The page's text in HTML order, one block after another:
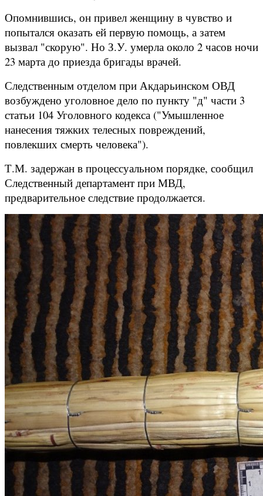
Опомнившись, он привел женщину в чувство и
попытался оказать ей первую помощь, а затем
вызвал "скорую". Но З.У. умерла около 2 часов ночи
23 марта до приезда бригады врачей.
Следственным отделом при Акдарьинском ОВД
возбуждено уголовное дело по пункту "д" части 3
статьи 104 Уголовного кодекса ("Умышленное
нанесения тяжких телесных повреждений,
повлекших смерть человека").
Т.М. задержан в процессуальном порядке, сообщил
Следственный департамент при МВД,
предварительное следствие продолжается.